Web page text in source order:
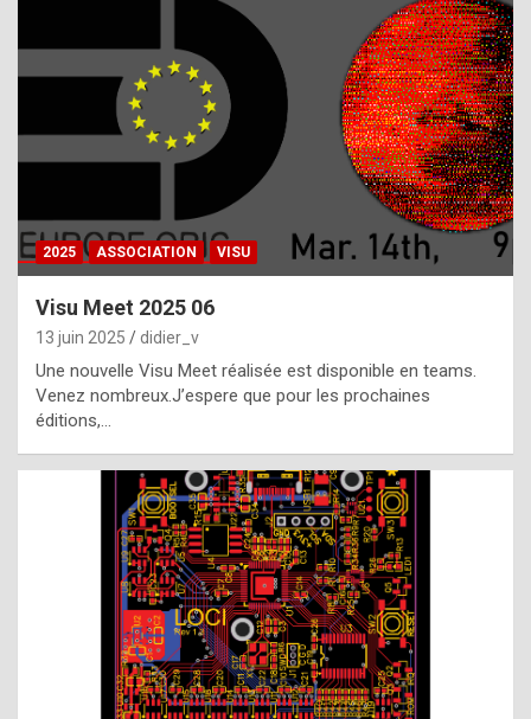
h
a
t
t
e
b
e
s
t
p
h
o
2025 ASSOCIATION VISU
Visu Meet 2025 06
13 juin 2025 didier_v
Une nouvelle Visu Meet réalisée est disponible en teams.
Venez nombreux.J’espere que pour les prochaines
éditions,…